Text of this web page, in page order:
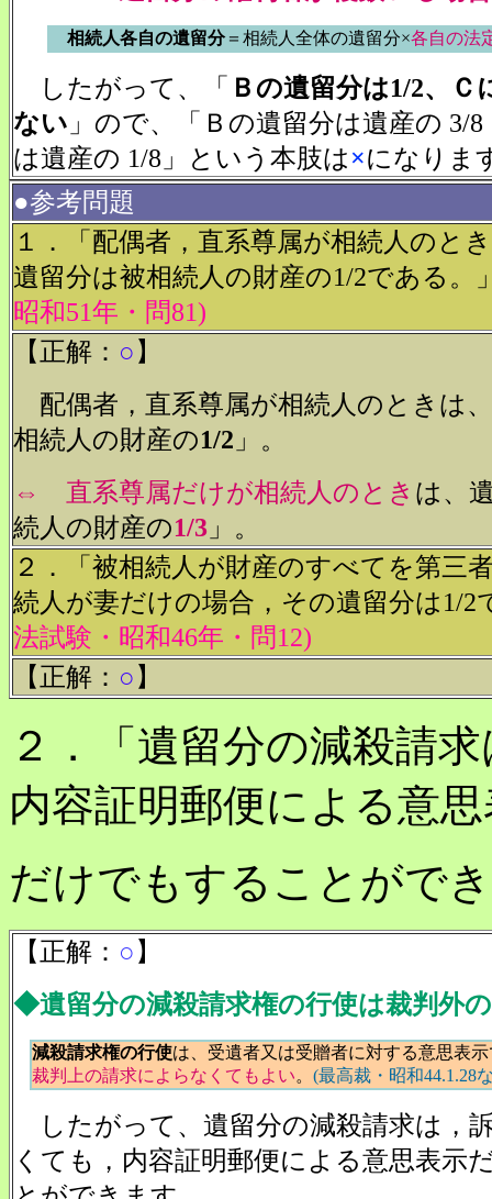
相続人各自の遺留分＝相続人全体の遺留分×各自の法
したがって、「 Ｂの遺留分は1/2、Ｃ
ない 」ので、「Ｂの遺留分は遺産の 3/
は遺産の 1/8」という本肢は×になりま
●参考問題
１．「配偶者，直系尊属が相続人のと
遺留分は被相続人の財産の1/2である。
昭和51年・問81)
【正解： ○ 】
配偶者，直系尊属が相続人のときは
相続人の財産の1/2 」。
⇔ 直系尊属だけが相続人のとき は、
続人の財産の1/3 」。
２．「被相続人が財産のすべてを第三
続人が妻だけの場合，その遺留分は1/2
法試験・昭和46年・問12)
【正解： ○ 】
２．「遺留分の減殺請
内容証明郵便による意
だけでもすることがで
【正解： ○ 】
◆遺留分の減殺請求権の行使は裁判外
減殺請求権の行使は、受遺者又は受贈者に対する意思表
裁判上の請求によらなくてもよい。 (最高裁・昭和44.1.28
したがって、遺留分の減殺請求は，
くても，内容証明郵便による意思表示